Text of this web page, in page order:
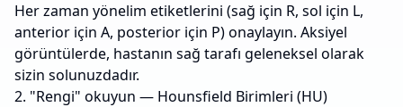
Her zaman yönelim etiketlerini (sağ için R, sol için L,
anterior için A, posterior için P) onaylayın. Aksiyel
görüntülerde, hastanın sağ tarafı geleneksel olarak
sizin solunuzdadır.
2. "Rengi" okuyun — Hounsfield Birimleri (HU)